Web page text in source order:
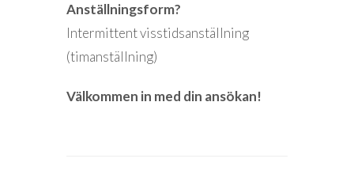
Anställningsform?
Intermittent visstidsanställning
(timanställning)
Välkommen in med din ansökan!